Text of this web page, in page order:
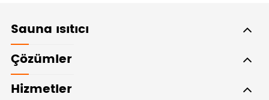
Sauna ısıtıcı
Çözümler
Hizmetler